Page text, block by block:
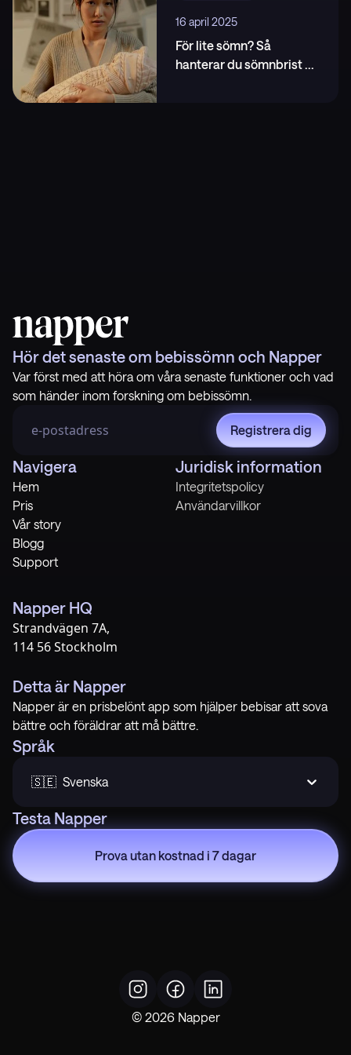
16 april 2025
För lite sömn? Så
hanterar du sömnbrist...
Hör det senaste om bebissömn och Napper
Var först med att höra om våra senaste funktioner och vad
som händer inom forskning om bebissömn.
Registrera dig
Navigera
Hem
Pris
Vår story
Blogg
Support
Juridisk information
Integritetspolicy
Användarvillkor
Napper HQ
Strandvägen 7A,
114 56 Stockholm
Detta är Napper
Napper är en prisbelönt app som hjälper bebisar att sova
bättre och föräldrar att må bättre.
Språk
🇸🇪  Svenska
Testa Napper
Prova utan kostnad i 7 dagar
© 2026Napper